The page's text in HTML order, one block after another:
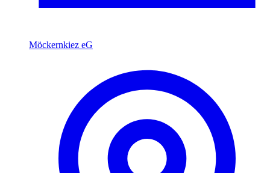
Möckernkiez eG